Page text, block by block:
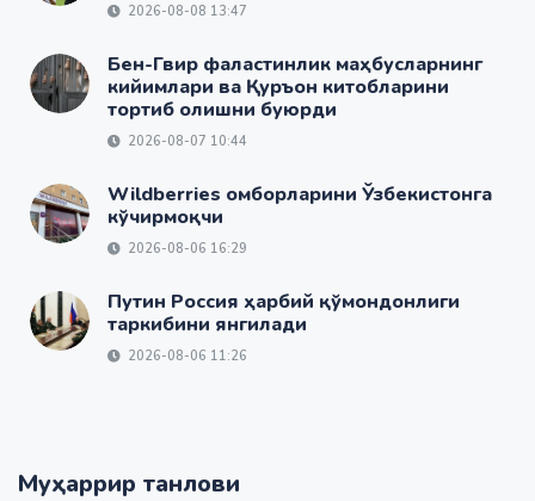
2026-08-08 13:47
Бен-Гвир фаластинлик маҳбусларнинг
кийимлари ва Қуръон китобларини
тортиб олишни буюрди
2026-08-07 10:44
Wildberries омборларини Ўзбекистонга
кўчирмоқчи
2026-08-06 16:29
Путин Россия ҳарбий қўмондонлиги
таркибини янгилади
2026-08-06 11:26
Муҳаррир танлови